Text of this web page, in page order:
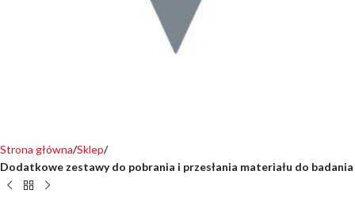
Strona główna Sklep
Dodatkowe zestawy do pobrania i przesłania materiału do badania